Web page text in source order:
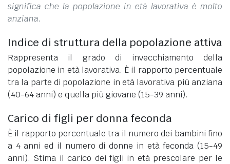
significa che la popolazione in età lavorativa è molto
anziana.
Indice di struttura della popolazione attiva
Rappresenta il grado di invecchiamento della
popolazione in età lavorativa. È il rapporto percentuale
tra la parte di popolazione in età lavorativa più anziana
(40-64 anni) e quella più giovane (15-39 anni).
Carico di figli per donna feconda
È il rapporto percentuale tra il numero dei bambini fino
a 4 anni ed il numero di donne in età feconda (15-49
anni). Stima il carico dei figli in età prescolare per le